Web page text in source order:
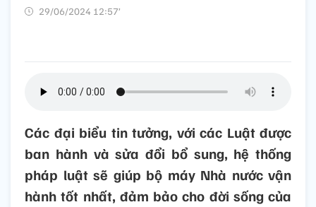
29/06/2024 12:57’
Các đại biểu tin tưởng, với các Luật được
ban hành và sửa đổi bổ sung, hệ thống
pháp luật sẽ giúp bộ máy Nhà nước vận
hành tốt nhất, đảm bảo cho đời sống của